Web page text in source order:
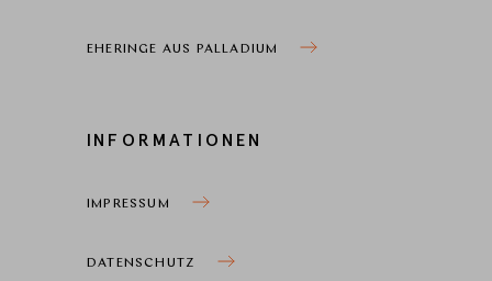
EHERINGE AUS PALLADIUM
INFORMATIONEN
IMPRESSUM
DATENSCHUTZ